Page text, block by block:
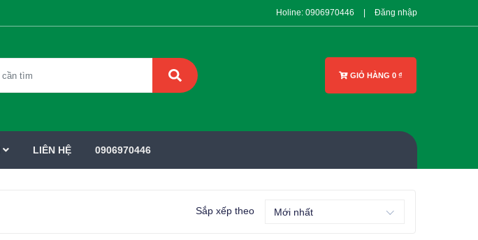
Holine: 0906970446 Đăng nhập
GIỎ HÀNG 0 ₫
LIÊN HỆ 0906970446
Sắp xếp theo Mới nhất